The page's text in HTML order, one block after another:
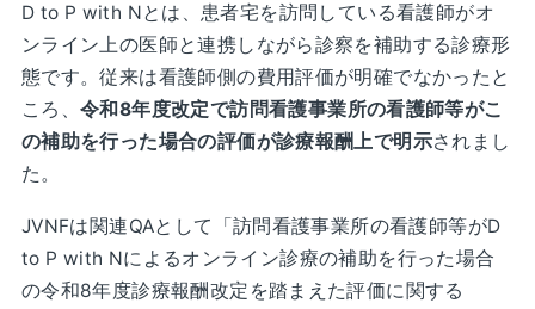
D to P with Nとは、患者宅を訪問している看護師がオ
ンライン上の医師と連携しながら診察を補助する診療形
態です。従来は看護師側の費用評価が明確でなかったと
ころ、令和8年度改定で訪問看護事業所の看護師等がこ
の補助を行った場合の評価が診療報酬上で明示されまし
た。
JVNFは関連QAとして「訪問看護事業所の看護師等がD
to P with Nによるオンライン診療の補助を行った場合
の令和8年度診療報酬改定を踏まえた評価に関する